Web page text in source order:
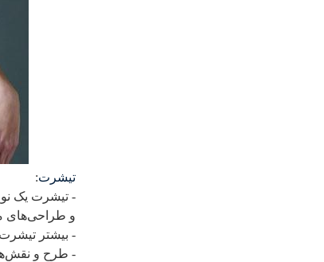
تیشرت:
- تیشرت یک
و طراحی‌های
- بیشتر
- طرح و